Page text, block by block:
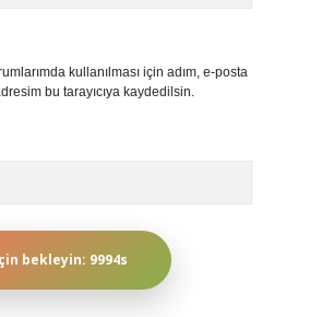
kullanılması için adım, e-posta
bu tarayıcıya kaydedilsin.